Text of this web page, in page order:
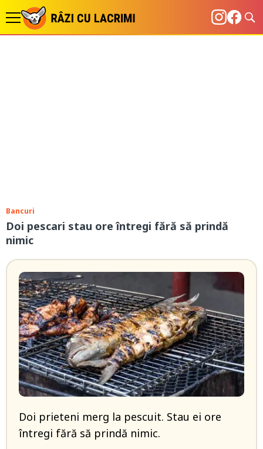
Bancuri
Doi pescari stau ore întregi fără să prindă
nimic
Doi prieteni merg la pescuit. Stau ei ore
întregi fără să prindă nimic.